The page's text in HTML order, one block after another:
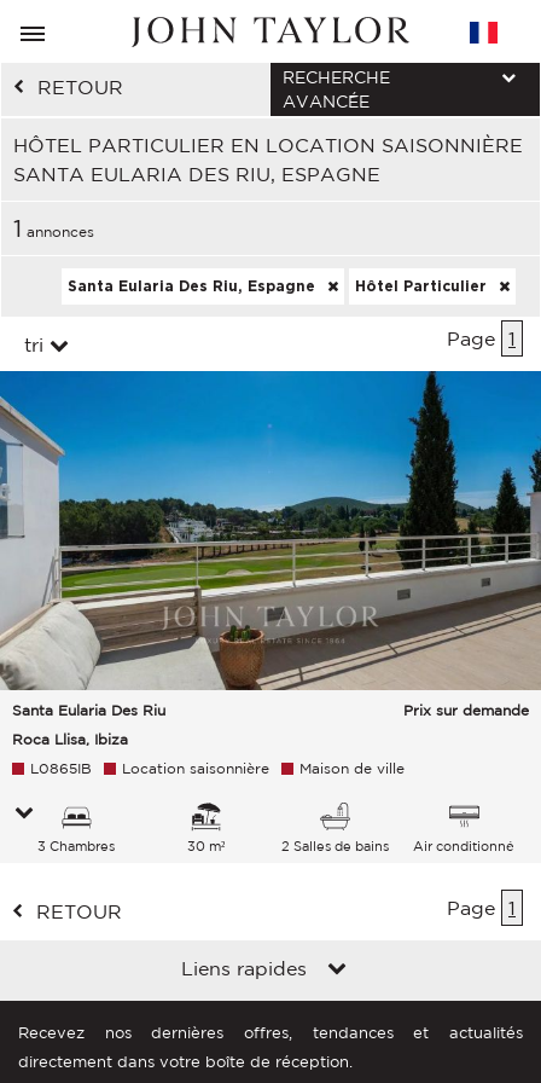
RETOUR
HÔTEL PARTICULIER EN LOCATION SAISONNIÈRE
SANTA EULARIA DES RIU, ESPAGNE
RECHERCHE
AVANCÉE
1 annonces
Santa Eularia Des Riu, Espagne Hôtel Particulier
tri Page 1
Santa Eularia Des Riu
Roca Llisa, Ibiza
Prix sur demande
L0865IB Location saisonnière Maison de ville
3 Chambres 30 m² 2 Salles de bains Air conditionné
RETOUR Page 1
Liens rapides
Recevez nos dernières offres, tendances et actualités
directement dans votre boîte de réception.